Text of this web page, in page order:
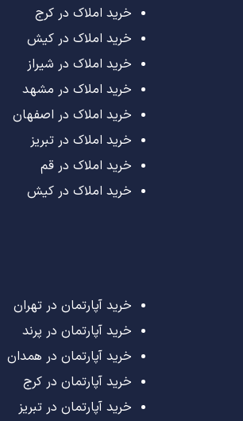
خرید املاک در کرج
خرید املاک در کیش
خرید املاک در شیراز
خرید املاک در مشهد
خرید املاک در اصفهان
خرید املاک در تبریز
خرید املاک در قم
خرید املاک در کیش
خرید آپارتمان در تهران
خرید آپارتمان در پرند
خرید آپارتمان در همدان
خرید آپارتمان در کرج
خرید آپارتمان در تبریز